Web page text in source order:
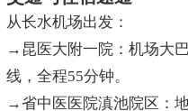
从长水机场出发：
→昆医大附一院：机场大
线，全程55分钟。
→省中医医院滇池院区：